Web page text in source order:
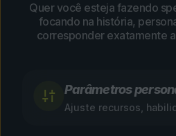
Quer você esteja fazendo
focando na história,
corresponder exatamente
Parâmetros
Ajuste recursos,